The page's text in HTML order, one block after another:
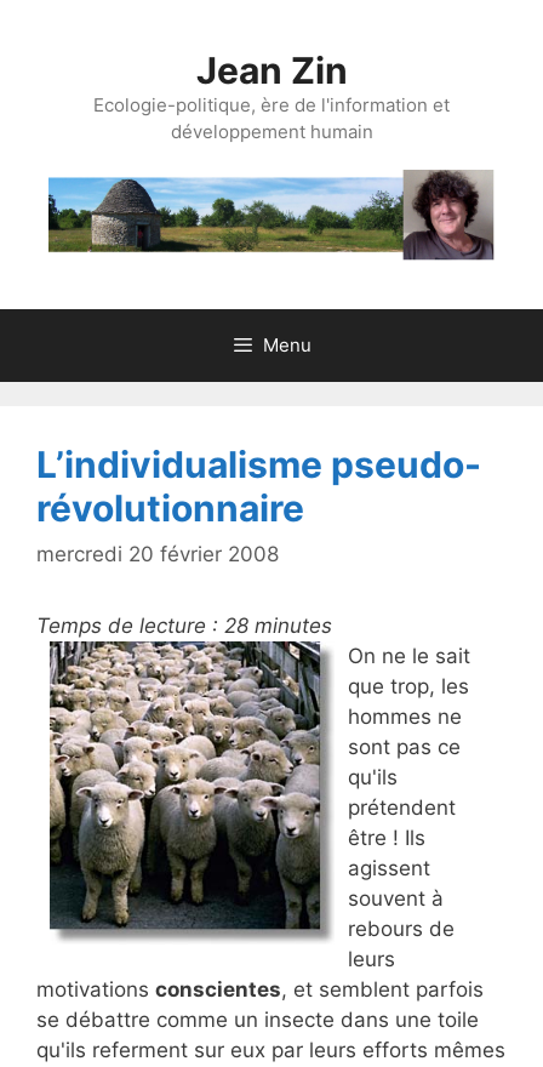
Jean Zin
Ecologie-politique, ère de l'information et
développement humain
Menu
L’individualisme pseudo-
révolutionnaire
mercredi 20 février 2008
Temps de lecture : 28 minutes
On ne le sait
que trop, les
hommes ne
sont pas ce
qu'ils
prétendent
être ! Ils
agissent
souvent à
rebours de
leurs
motivations conscientes, et semblent parfois
se débattre comme un insecte dans une toile
qu'ils referment sur eux par leurs efforts mêmes